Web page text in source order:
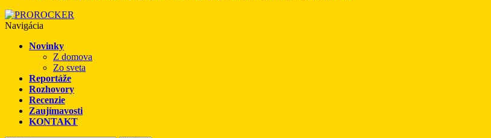
Navigácia
Novinky
Z domova
Zo sveta
Reportáže
Rozhovory
Recenzie
Zaujímavosti
KONTAKT